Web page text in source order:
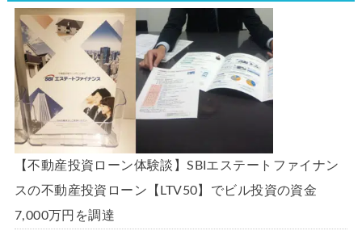
【不動産投資ローン体験談】SBIエステートファイナン
スの不動産投資ローン【LTV50】でビル投資の資金
7,000万円を調達